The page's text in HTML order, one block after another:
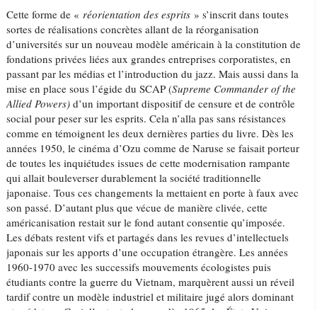
Cette forme de «réorientation des esprits » s’inscrit dans toutes
sortes de réalisations concrètes allant de la réorganisation
d’universités sur un nouveau modèle américain à la constitution de
fondations privées liées aux grandes entreprises corporatistes, en
passant par les médias et l’introduction du jazz. Mais aussi dans la
mise en place sous l’égide du SCAP (Supreme Commander of the
Allied Powers) d’un important dispositif de censure et de contrôle
social pour peser sur les esprits. Cela n’alla pas sans résistances
comme en témoignent les deux dernières parties du livre. Dès les
années 1950, le cinéma d’Ozu comme de Naruse se faisait porteur
de toutes les inquiétudes issues de cette modernisation rampante
qui allait bouleverser durablement la société traditionnelle
japonaise. Tous ces changements la mettaient en porte à faux avec
son passé. D’autant plus que vécue de manière clivée, cette
américanisation restait sur le fond autant consentie qu’imposée.
Les débats restent vifs et partagés dans les revues d’intellectuels
japonais sur les apports d’une occupation étrangère. Les années
1960-1970 avec les successifs mouvements écologistes puis
étudiants contre la guerre du Vietnam, marquèrent aussi un réveil
tardif contre un modèle industriel et militaire jugé alors dominant